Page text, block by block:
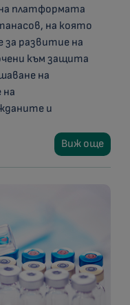
платформата
на която
развитие на
към защита
на
на
и
Виж още